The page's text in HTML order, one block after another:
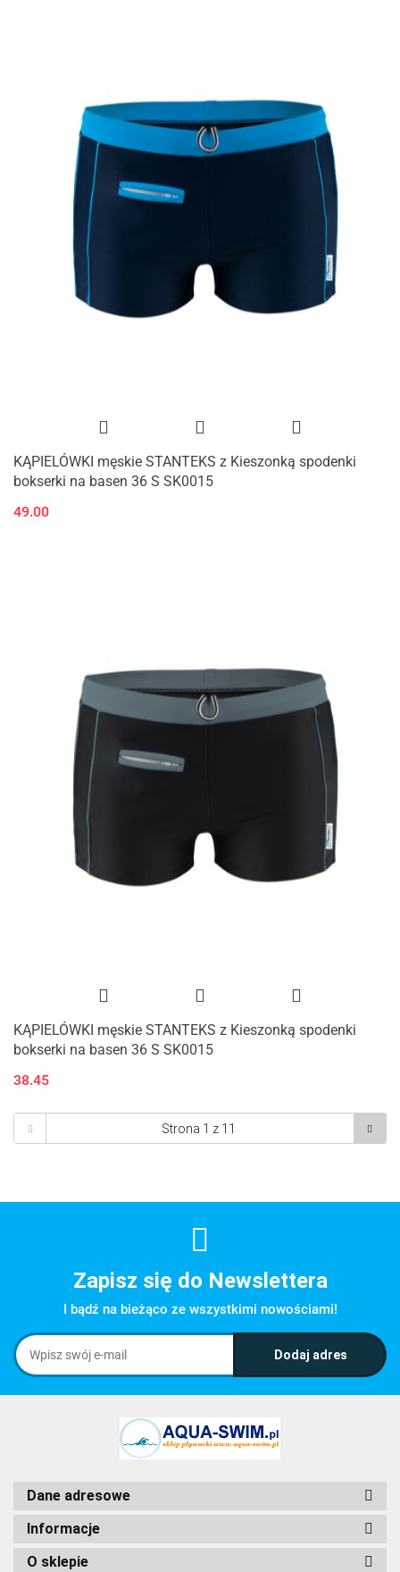
KĄPIELÓWKI męskie STANTEKS z Kieszonką spodenki
bokserki na basen 36 S SK0015
49.00
KĄPIELÓWKI męskie STANTEKS z Kieszonką spodenki
bokserki na basen 36 S SK0015
38.45
Zapisz się do Newslettera
I bądź na bieżąco ze wszystkimi nowościami!
Dane adresowe
Informacje
O sklepie